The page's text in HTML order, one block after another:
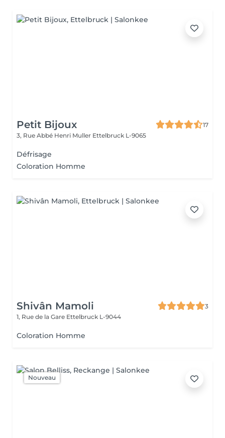
Petit Bijoux
17
3, Rue Abbé Henri Muller Ettelbruck L-9065
Défrisage
Coloration Homme
Shivân Mamoli
3
1, Rue de la Gare Ettelbruck L-9044
Coloration Homme
Nouveau